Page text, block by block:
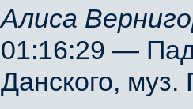
Алиса
01:16:29 —
Данского, муз.